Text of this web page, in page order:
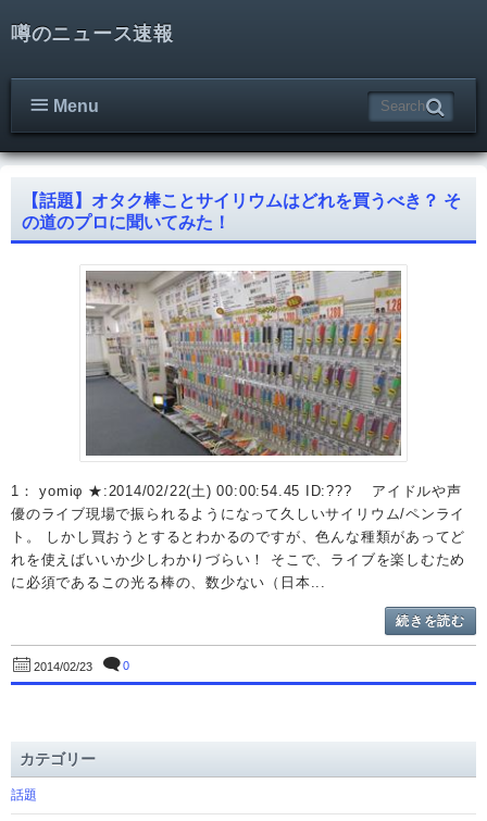
噂のニュース速報
Menu
【話題】オタク棒ことサイリウムはどれを買うべき？ そ
の道のプロに聞いてみた！
1： yomiφ ★:2014/02/22(土) 00:00:54.45 ID:??? アイドルや声
優のライブ現場で振られるようになって久しいサイリウム/ペンライ
ト。 しかし買おうとするとわかるのですが、色んな種類があってど
れを使えばいいか少しわかりづらい！ そこで、ライブを楽しむため
に必須であるこの光る棒の、数少ない（日本...
続きを読む
2014/02/23 0
カテゴリー
話題